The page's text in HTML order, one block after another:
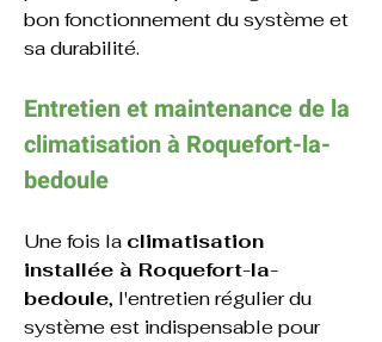
bon fonctionnement du système et
sa durabilité.
Entretien et maintenance de la
climatisation à Roquefort-la-
bedoule
Une fois la climatisation
installée à Roquefort-la-
bedoule, l'entretien régulier du
système est indispensable pour